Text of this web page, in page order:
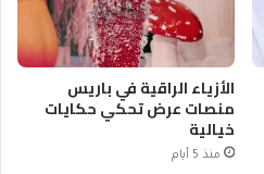
الأزياء الراقية في باريس
منصات عرض تحكي حكايات
خيالية
منذ 5 أيام